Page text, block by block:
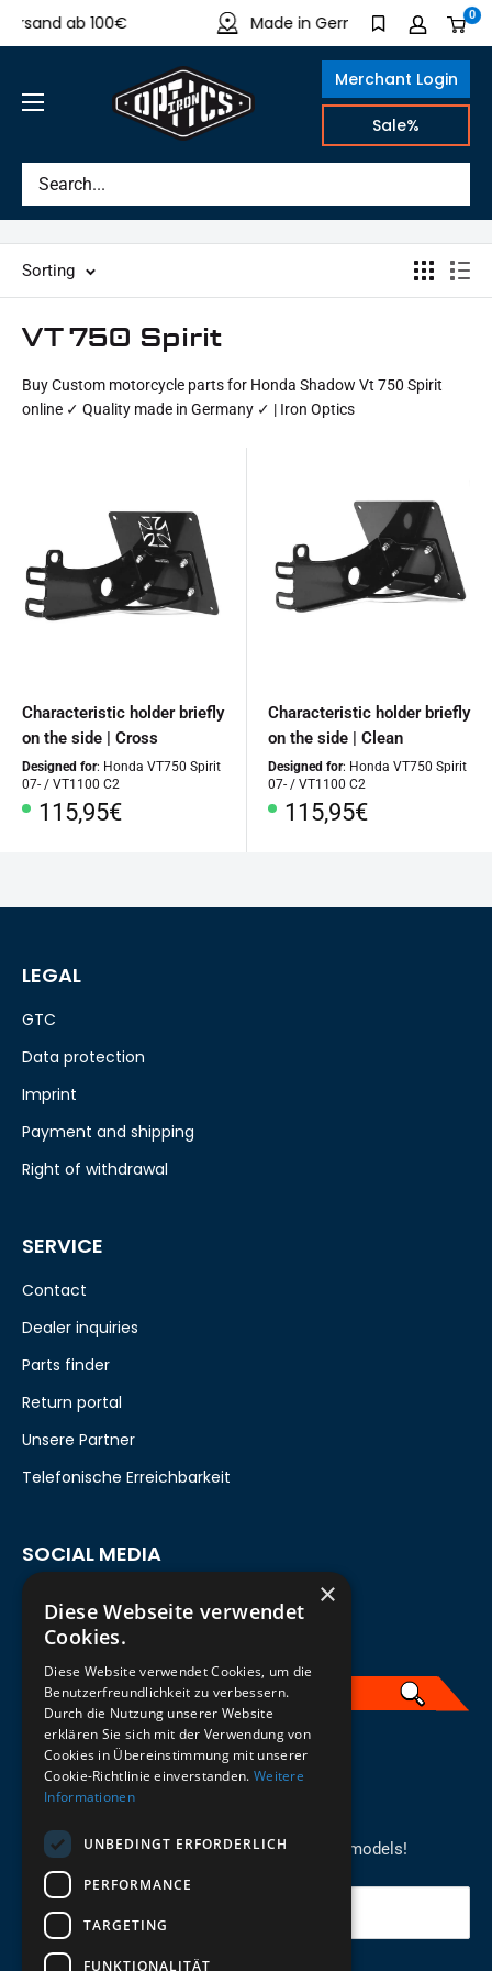
to
content
ab 100€ Made in Germany 0
IRON
Merchant Login
Sale%
Sorting
VT 750 Spirit
Buy Custom motorcycle parts for Honda Shadow Vt 750 Spirit
online ✓ Quality made in Germany ✓ | Iron Optics
Characteristic holder briefly
on the side | Cross
Designed for: Honda VT750 Spirit
07- / VT1100 C2
Special
115,95€
Characteristic holder briefly
on the side | Clean
Designed for: Honda VT750 Spirit
07- / VT1100 C2
Special
115,95€
REGISTER FOR THE NEWSLETTER
Stay up to date on newcomers for the latest models!
Your email
LEGAL
GTC
Data protection
Imprint
Payment and shipping
Right of withdrawal
SERVICE
Contact
Dealer inquiries
Parts finder
Return portal
Unsere Partner
Telefonische Erreichbarkeit
SOCIAL MEDIA
English
×
Diese Webseite verwendet
Cookies.
Diese Website verwendet Cookies, um die
Benutzerfreundlichkeit zu verbessern.
Durch die Nutzung unserer Website
erklären Sie sich mit der Verwendung von
Cookies in Übereinstimmung mit unserer
Cookie-Richtlinie einverstanden. Weitere
Informationen
UNBEDINGT ERFORDERLICH
PERFORMANCE
TARGETING
FUNKTIONALITÄT